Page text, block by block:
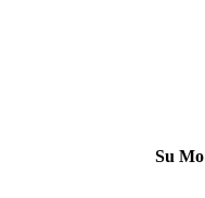
Su Mo